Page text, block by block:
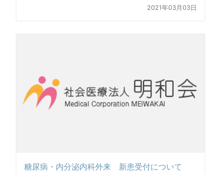
2021年03月03日
糖尿病・内分泌内科外来 新患受付について